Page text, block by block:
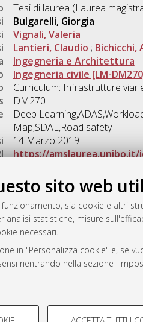
sito web
sia cookie e altri
statistiche, misure
necessari.
in "Personalizza cookie" e, se
rientrando nella sezione
Tesi di laurea (Laurea
Bulgarelli, Giorgia
Vignali, Valeria
Lantieri, Claudio ; Bichicchi,
Ingegneria e Architettura
Ingegneria civile [LM-
Curriculum: Infrastrutture
DM270
Deep
Map,SDAE,Road safety
14 Marzo 2019
https://amslaurea.unibo.it/
Gestione del
e gestito da
sito